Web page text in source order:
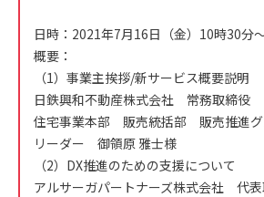
日時：2021年7月16日（金）10時30分
概要：
（1）事業主挨拶/新サービス概要説明
日鉄興和不動産株式会社 常務取締役
住宅事業本部 販売統括部 販売推進
リーダー 御領原 雅士様
（2）DX推進のための支援について
アルサーガパートナーズ株式会社 代